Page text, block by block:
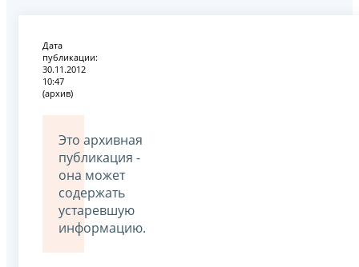
Дата
публикации:
30.11.2012
10:47
(архив)
Это архивная
публикация -
она может
содержать
устаревшую
информацию.